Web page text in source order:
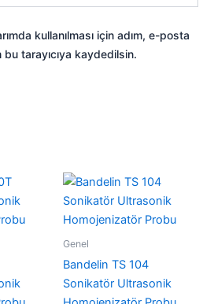
kullanılması için adım, e-posta
tarayıcıya kaydedilsin.
Genel
Bandelin TS 104
Sonikatör Ultrasonik